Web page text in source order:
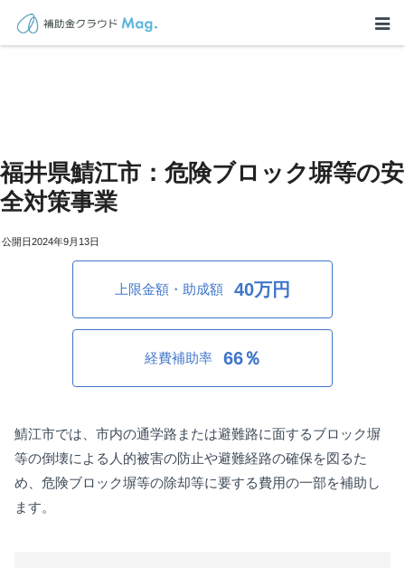
福井県鯖江市：危険ブロック塀等の安
全対策事業
2024年9月13日
上限金額・助成額 40万円
経費補助率 66％
鯖江市では、市内の通学路または避難路に面するブロック塀
等の倒壊による人的被害の防止や避難経路の確保を図るた
め、危険ブロック塀等の除却等に要する費用の一部を補助し
ます。